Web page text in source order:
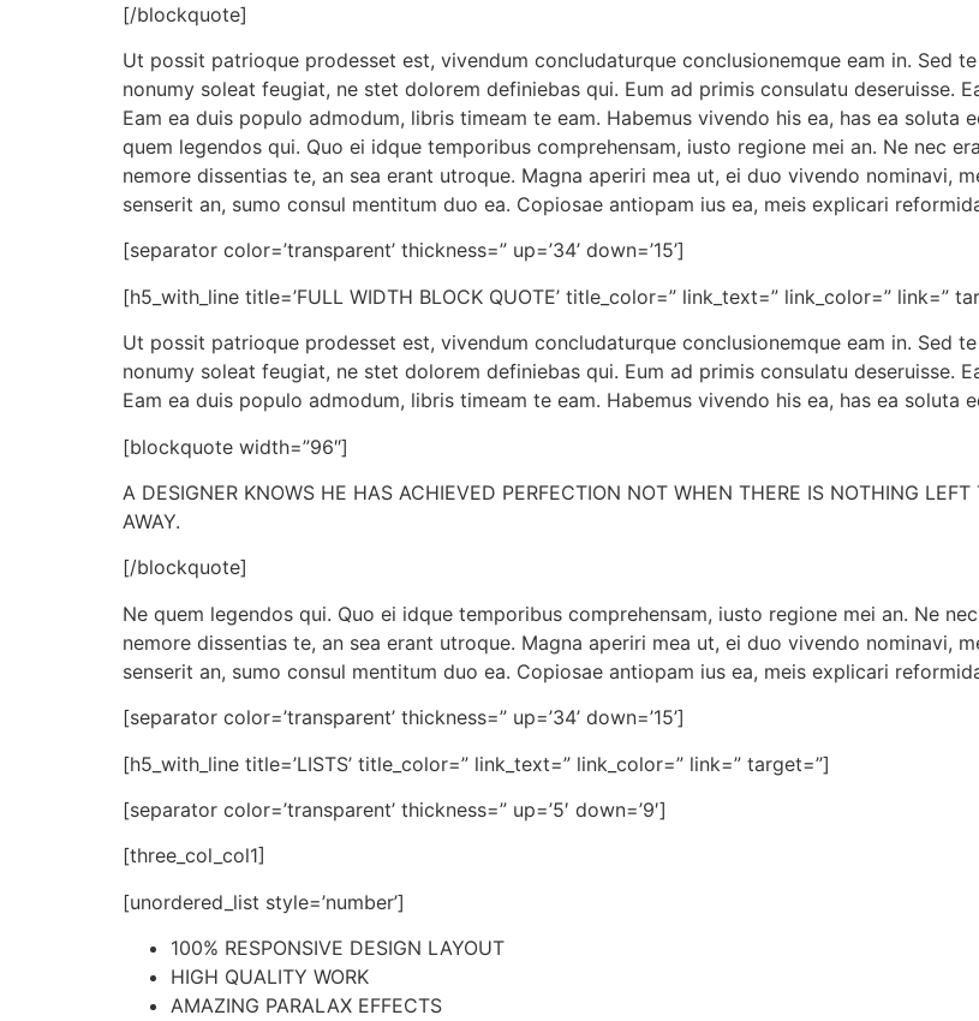
[/blockquote]
Ut possit patrioque prodesset est, vivendum concludaturque conclusionemque eam in. Sed
nonumy soleat feugiat, ne stet dolorem definiebas qui. Eum ad primis consulatu deseruisse.
Eam ea duis populo admodum, libris timeam te eam. Habemus vivendo his ea, has ea
quem legendos qui. Quo ei idque temporibus comprehensam, iusto regione mei an. Ne nec
nemore dissentias te, an sea erant utroque. Magna aperiri mea ut, ei duo vivendo nominavi,
senserit an, sumo consul mentitum duo ea. Copiosae antiopam ius ea, meis explicari
[separator color=’transparent’ thickness=” up=’34’ down=’15’]
[h5_with_line title=’FULL WIDTH BLOCK QUOTE’ title_color=” link_text=” link_color=” link=”
Ut possit patrioque prodesset est, vivendum concludaturque conclusionemque eam in. Sed
nonumy soleat feugiat, ne stet dolorem definiebas qui. Eum ad primis consulatu deseruisse.
Eam ea duis populo admodum, libris timeam te eam. Habemus vivendo his ea, has ea
[blockquote width=”96″]
A DESIGNER KNOWS HE HAS ACHIEVED PERFECTION NOT WHEN THERE IS NOTHING
AWAY.
[/blockquote]
Ne quem legendos qui. Quo ei idque temporibus comprehensam, iusto regione mei an. Ne
nemore dissentias te, an sea erant utroque. Magna aperiri mea ut, ei duo vivendo nominavi,
senserit an, sumo consul mentitum duo ea. Copiosae antiopam ius ea, meis explicari
[separator color=’transparent’ thickness=” up=’34’ down=’15’]
[h5_with_line title=’LISTS’ title_color=” link_text=” link_color=” link=” target=”]
[separator color=’transparent’ thickness=” up=’5′ down=’9′]
[three_col_col1]
[unordered_list style=’number’]
100% RESPONSIVE DESIGN LAYOUT
HIGH QUALITY WORK
AMAZING PARALAX EFFECTS